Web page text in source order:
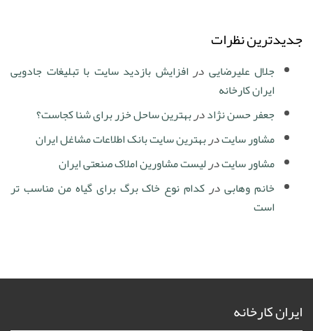
جدیدترین نظرات
جلال علیرضایی درافزایش بازدید سایت با تبلیغات جادویی
ایران کارخانه
جعفر حسن نژاددربهترین ساحل خزر برای شنا کجاست؟
مشاور سایتدربهترین سایت بانک اطلاعات مشاغل ایران
مشاور سایتدرلیست مشاورین املاک صنعتی ایران
خانم وهابیدرکدام نوع خاک برگ برای گیاه من مناسب تر
است
ایران کارخانه